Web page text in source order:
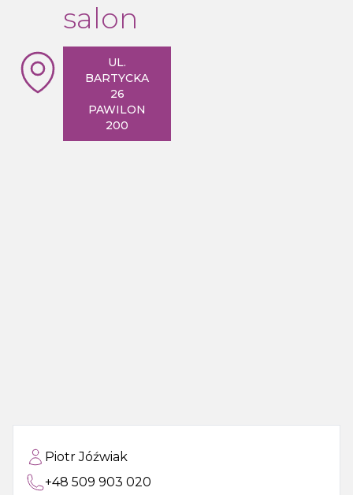
salon
UL.
BARTYCKA
26
PAWILON
200
Piotr Jóźwiak
+48 509 903 020